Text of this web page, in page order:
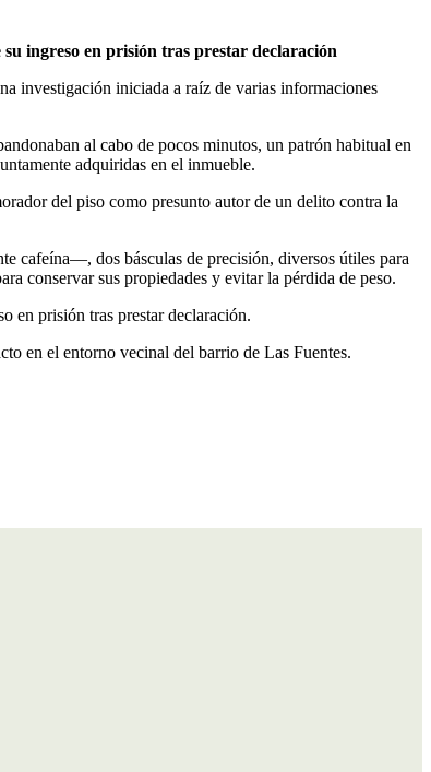
su ingreso en prisión tras prestar declaración
investigación iniciada a raíz de varias informaciones
al cabo de pocos minutos, un patrón habitual en
adquiridas en el inmueble.
del piso como presunto autor de un delito contra la
cafeína—, dos básculas de precisión, diversos útiles para
conservar sus propiedades y evitar la pérdida de peso.
en prisión tras prestar declaración.
en el entorno vecinal del barrio de Las Fuentes.